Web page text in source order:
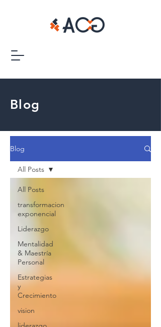
Blog
Blog
All Posts
transformacion
exponencial
Liderazgo
Mentalidad
& Maestría
Personal
Estrategias
y
Crecimiento
vision
All Posts